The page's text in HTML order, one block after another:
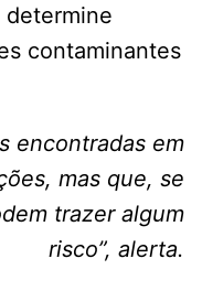
determine
contaminantes
encontradas em
mas que, se
trazer algum
risco”, alerta.